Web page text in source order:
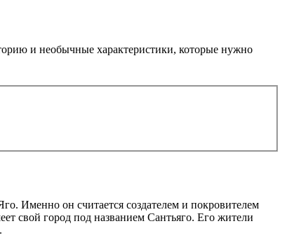
и необычные характеристики, которые нужно
Именно он считается создателем и покровителем
свой город под названием Сантьяго. Его жители